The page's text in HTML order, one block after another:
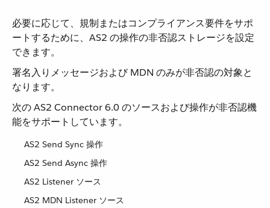
必要に応じて、規制またはコンプライアンス要件をサポ
ートするために、AS2 の操作の非否認ストレージを設定
できます。
署名入りメッセージおよび MDN のみが非否認の対象と
なります。
次の AS2 Connector 6.0 のソースおよび操作が非否認機
能をサポートしています。
AS2 Send Sync 操作
AS2 Send Async 操作
AS2 Listener ソース
AS2 MDN Listener ソース